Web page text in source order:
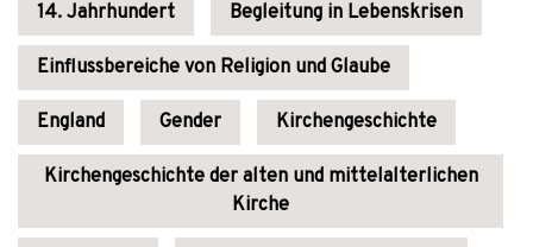
14. Jahrhundert Begleitung in Lebenskrisen
Einflussbereiche von Religion und Glaube
England Gender Kirchengeschichte
Kirchengeschichte der alten und mittelalterlichen
Kirche